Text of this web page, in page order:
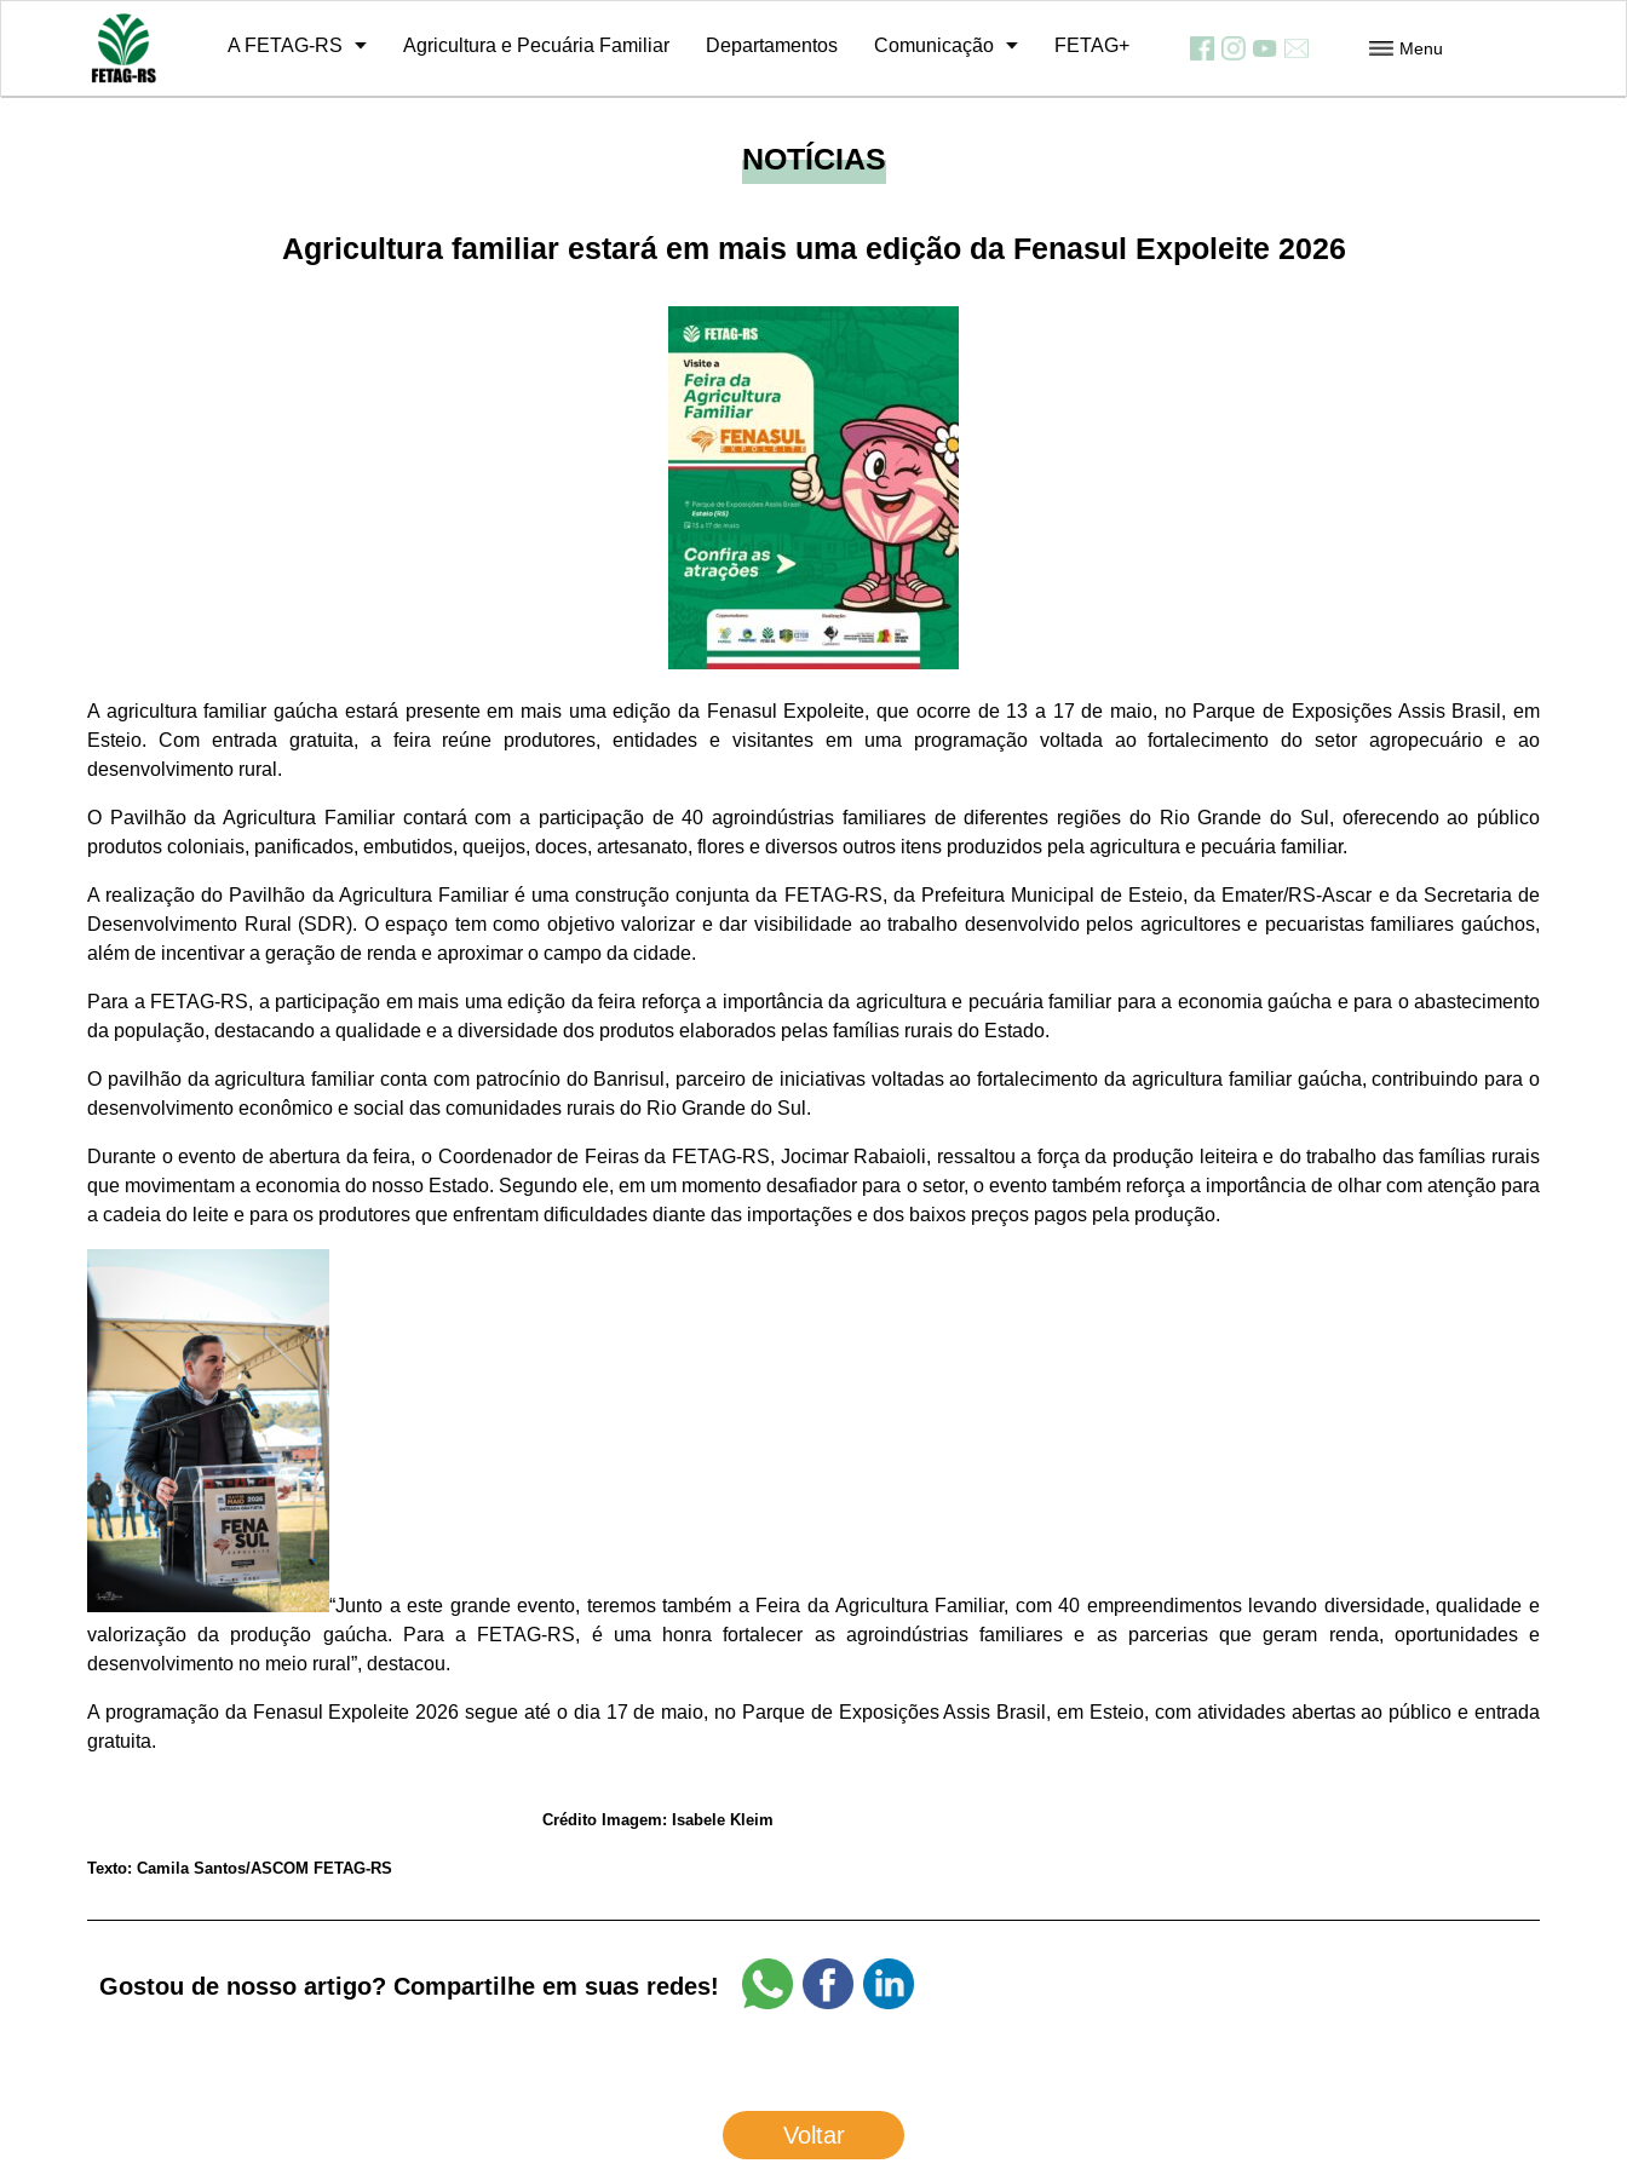
A FETAG-RS
Sobre Diretoria Estrutura História Ex-presidentes Quadro Funcional Regionais
Agricultura e Pecuária Familiar Departamentos Comunicação
10º Grito de Alerta Notícias Relatório de atividades Programa de Rádio Galeria de Fotos Informativos Contato
FETAG+ Menu
NOTÍCIAS
Agricultura familiar estará em mais uma edição da Fenasul Expoleite 2026
A agricultura familiar gaúcha estará presente em mais uma edição da Fenasul Expoleite, que ocorre de 13 a 17 de maio, no Parque de Exposições Assis Brasil, em
Esteio. Com entrada gratuita, a feira reúne produtores, entidades e visitantes em uma programação voltada ao fortalecimento do setor agropecuário e ao
desenvolvimento rural.
O Pavilhão da Agricultura Familiar contará com a participação de 40 agroindústrias familiares de diferentes regiões do Rio Grande do Sul, oferecendo ao público
produtos coloniais, panificados, embutidos, queijos, doces, artesanato, flores e diversos outros itens produzidos pela agricultura e pecuária familiar.
A realização do Pavilhão da Agricultura Familiar é uma construção conjunta da FETAG-RS, da Prefeitura Municipal de Esteio, da Emater/RS-Ascar e da Secretaria de
Desenvolvimento Rural (SDR). O espaço tem como objetivo valorizar e dar visibilidade ao trabalho desenvolvido pelos agricultores e pecuaristas familiares gaúchos,
além de incentivar a geração de renda e aproximar o campo da cidade.
Para a FETAG-RS, a participação em mais uma edição da feira reforça a importância da agricultura e pecuária familiar para a economia gaúcha e para o abastecimento
da população, destacando a qualidade e a diversidade dos produtos elaborados pelas famílias rurais do Estado.
O pavilhão da agricultura familiar conta com patrocínio do Banrisul, parceiro de iniciativas voltadas ao fortalecimento da agricultura familiar gaúcha, contribuindo para o
desenvolvimento econômico e social das comunidades rurais do Rio Grande do Sul.
Durante o evento de abertura da feira, o Coordenador de Feiras da FETAG-RS, Jocimar Rabaioli, ressaltou a força da produção leiteira e do trabalho das famílias rurais
que movimentam a economia do nosso Estado. Segundo ele, em um momento desafiador para o setor, o evento também reforça a importância de olhar com atenção para
a cadeia do leite e para os produtores que enfrentam dificuldades diante das importações e dos baixos preços pagos pela produção.
“Junto a este grande evento, teremos também a Feira da Agricultura Familiar, com 40 empreendimentos levando diversidade, qualidade e
valorização da produção gaúcha. Para a FETAG-RS, é uma honra fortalecer as agroindústrias familiares e as parcerias que geram renda, oportunidades e
desenvolvimento no meio rural”, destacou.
A programação da Fenasul Expoleite 2026 segue até o dia 17 de maio, no Parque de Exposições Assis Brasil, em Esteio, com atividades abertas ao público e entrada
gratuita.
Crédito Imagem: Isabele Kleim
Texto: Camila Santos/ASCOM FETAG-RS
Gostou de nosso artigo? Compartilhe em suas redes!
Voltar